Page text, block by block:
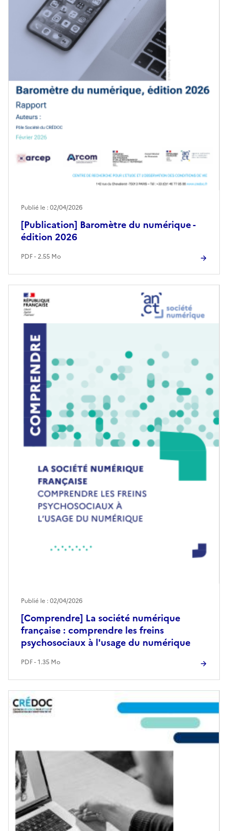
[Publication] Baromètre du numérique -
édition 2026
Publié le : 02/04/2026
PDF - 2.55 Mo
[Comprendre] La société numérique
française : comprendre les freins
psychosociaux à l'usage du numérique
Publié le : 02/04/2026
PDF - 1.35 Mo
Image
Image